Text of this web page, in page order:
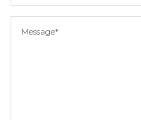
Message*